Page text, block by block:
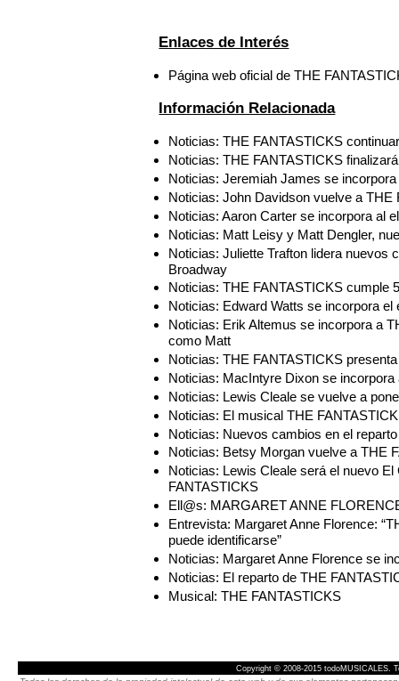
Enlaces de Interés
Página web oficial de THE
Información Relacionada
Noticias: THE FANTASTICKS
Noticias: THE FANTASTICKS
Noticias: Jeremiah James se
Noticias: John Davidson vuelve a
Noticias: Aaron Carter se incorpora al
Noticias: Matt Leisy y Matt Dengler,
Noticias: Juliette Trafton lidera nuevos
Broadway
Noticias: THE FANTASTICKS cumple
Noticias: Edward Watts se incorpora
Noticias: Erik Altemus se incorpora a
como Matt
Noticias: THE FANTASTICKS
Noticias: MacIntyre Dixon se
Noticias: Lewis Cleale se vuelve a
Noticias: El musical THE
Noticias: Nuevos cambios en el
Noticias: Betsy Morgan vuelve a THE
Noticias: Lewis Cleale será el nuevo
FANTASTICKS
Ell@s: MARGARET ANNE
Entrevista: Margaret Anne Florence:
puede identificarse”
Noticias: Margaret Anne Florence se
Noticias: El reparto de THE
Musical: THE FANTASTICKS
Copyright © 2008-2015 todoMUSICALES.